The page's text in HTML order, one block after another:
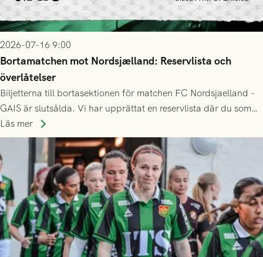
2026-07-16 9:00
Bortamatchen mot Nordsjælland: Reservlista och
överlåtelser
Biljetterna till bortasektionen för matchen FC Nordsjaelland -
GAIS är slutsålda. Vi har upprättat en reservlista där du som
ännu inte har någon biljett kan anmäla ditt intresse. Du kan
inte själv överlåta din biljett till någon annan.
Läs mer